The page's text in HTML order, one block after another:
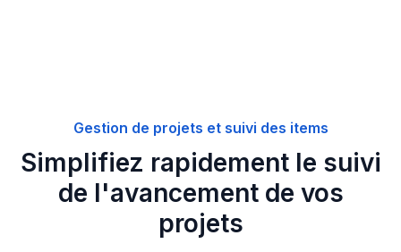
Gestion de projets et suivi des items
Simplifiez rapidement le suivi
de l'avancement de vos
projets